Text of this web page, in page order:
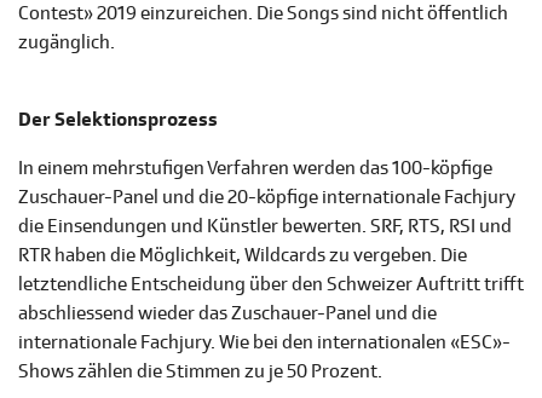
Contest» 2019 einzureichen. Die Songs sind nicht öffentlich
zugänglich.
Der Selektionsprozess
In einem mehrstufigen Verfahren werden das 100-köpfige
Zuschauer-Panel und die 20-köpfige internationale Fachjury
die Einsendungen und Künstler bewerten. SRF, RTS, RSI und
RTR haben die Möglichkeit, Wildcards zu vergeben. Die
letztendliche Entscheidung über den Schweizer Auftritt trifft
abschliessend wieder das Zuschauer-Panel und die
internationale Fachjury. Wie bei den internationalen «ESC»-
Shows zählen die Stimmen zu je 50 Prozent.